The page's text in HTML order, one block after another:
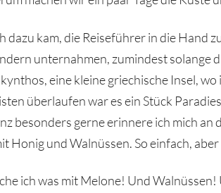
dazu kam, die Reiseführer in die Hand
unternahmen, zumindest
eine kleine griechische Insel,
überlaufen war es ein Stück
besonders gerne erinnere ich mich
Honig und Walnüssen. So einfach,
ich was mit Melone! Und